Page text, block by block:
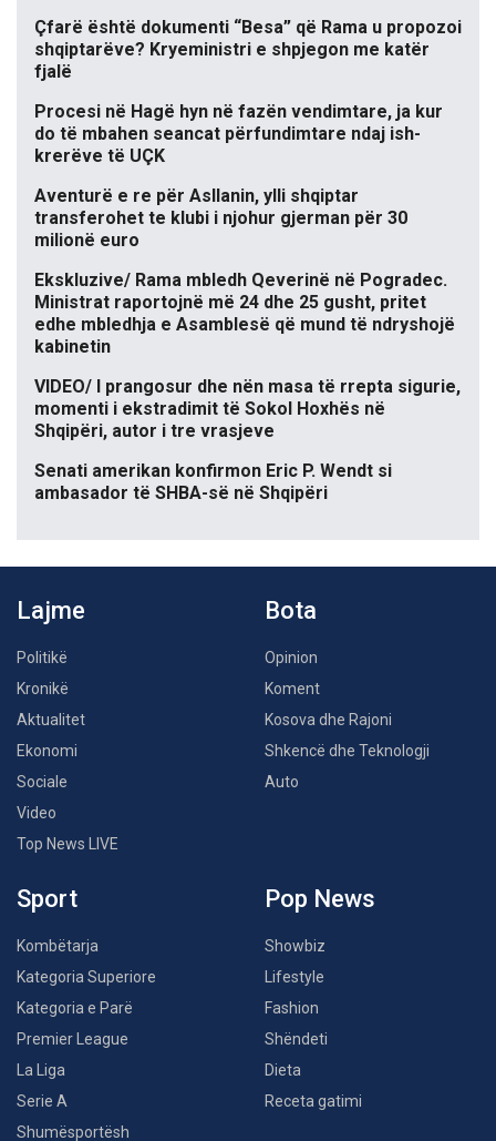
Çfarë është dokumenti “Besa” që Rama u propozoi
shqiptarëve? Kryeministri e shpjegon me katër
fjalë
Procesi në Hagë hyn në fazën vendimtare, ja kur
do të mbahen seancat përfundimtare ndaj ish-
krerëve të UÇK
Aventurë e re për Asllanin, ylli shqiptar
transferohet te klubi i njohur gjerman për 30
milionë euro
Ekskluzive/ Rama mbledh Qeverinë në Pogradec.
Ministrat raportojnë më 24 dhe 25 gusht, pritet
edhe mbledhja e Asamblesë që mund të ndryshojë
kabinetin
VIDEO/ I prangosur dhe nën masa të rrepta sigurie,
momenti i ekstradimit të Sokol Hoxhës në
Shqipëri, autor i tre vrasjeve
Senati amerikan konfirmon Eric P. Wendt si
ambasador të SHBA-së në Shqipëri
Lajme
Politikë
Kronikë
Aktualitet
Ekonomi
Sociale
Video
Top News LIVE
Bota
Opinion
Koment
Kosova dhe Rajoni
Shkencë dhe Teknologji
Auto
Sport
Kombëtarja
Kategoria Superiore
Kategoria e Parë
Premier League
La Liga
Serie A
Shumësportësh
Pop News
Showbiz
Lifestyle
Fashion
Shëndeti
Dieta
Receta gatimi